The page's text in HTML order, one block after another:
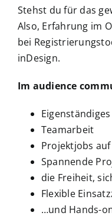
Stehst du für das
Also, Erfahrung im
bei
inDesign.
Im audience
Teamarbeit
Projektjobs
Spannende
die Freiheit,
Flexible
…und Hands-